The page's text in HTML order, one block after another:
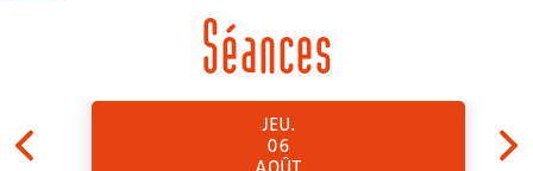
Séances
JEU.
06
AOÛT